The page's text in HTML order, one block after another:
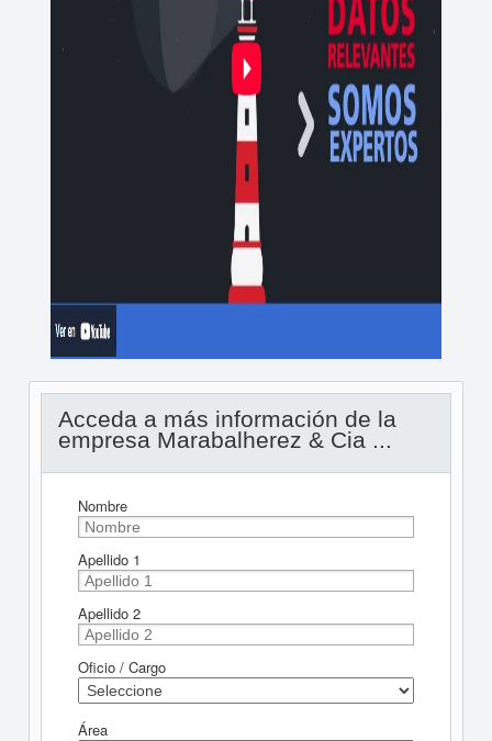
Acceda a más información de la
empresa Marabalherez & Cia ...
Nombre
Apellido 1
Apellido 2
Oficio / Cargo
Área